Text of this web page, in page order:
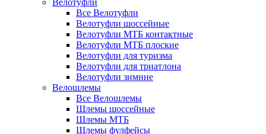
Велотуфли
Все Велотуфли
Велотуфли шоссейные
Велотуфли МТБ контактные
Велотуфли МТБ плоские
Велотуфли для туризма
Велотуфли для триатлона
Велотуфли зимние
Велошлемы
Все Велошлемы
Шлемы шоссейные
Шлемы МТБ
Шлемы фулфейсы